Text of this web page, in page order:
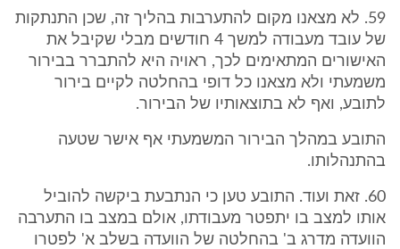
59. לא מצאנו מקום להתערבות בהליך זה, שכן התנתקות
של עובד מעבודה למשך 4 חודשים מבלי שקיבל את
האישורים המתאימים לכך, ראויה היא להתברר בבירור
משמעתי ולא מצאנו כל דופי בהחלטה לקיים בירור
לתובע, ואף לא בתוצאותיו של הבירור.
התובע במהלך הבירור המשמעתי אף אישר שטעה
בהתנהלותו.
60. זאת ועוד. התובע טען כי הנתבעת ביקשה להוביל
אותו למצב בו יתפטר מעבודתו, אולם במצב בו התערבה
הוועדה מדרג ב' בהחלטה של הוועדה בשלב א' לפטרו